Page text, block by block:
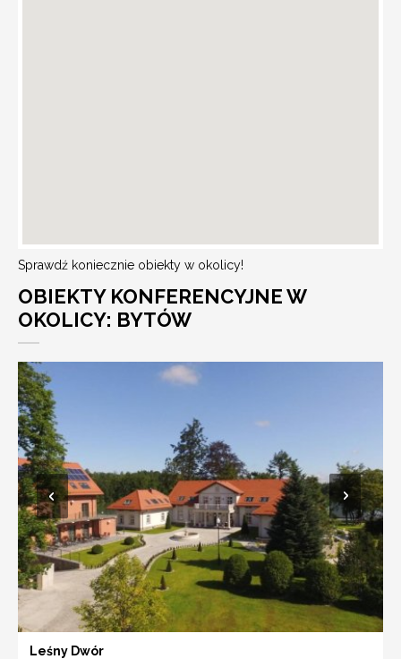
Sprawdź koniecznie obiekty w okolicy!
OBIEKTY KONFERENCYJNE W
OKOLICY: BYTÓW
Leśny Dwór